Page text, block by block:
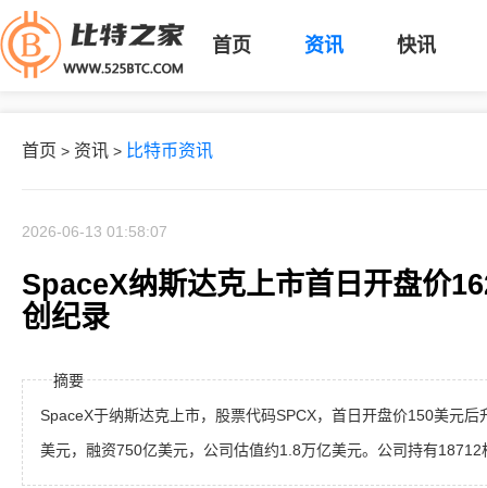
首页 资讯 快讯
首页 > 资讯 > 比特币资讯
2026-06-13 01:58:07
SpaceX纳斯达克上市首日开盘价
创纪录
摘要
SpaceX于纳斯达克上市，股票代码SPCX，首日开盘价150美元
美元，融资750亿美元，公司估值约1.8万亿美元。公司持有